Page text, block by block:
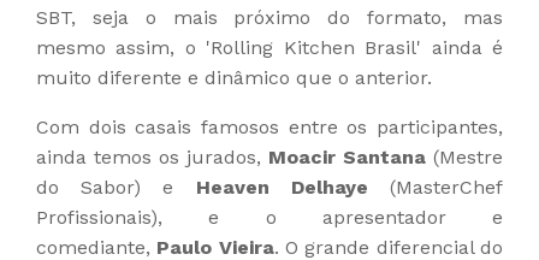
SBT, seja o mais próximo do formato, mas
mesmo assim, o 'Rolling Kitchen Brasil' ainda é
muito diferente e dinâmico que o anterior.
Com dois casais famosos entre os participantes,
ainda temos os jurados, Moacir Santana (Mestre
do Sabor) e Heaven Delhaye (MasterChef
Profissionais), e o apresentador e
comediante, Paulo Vieira. O grande diferencial do